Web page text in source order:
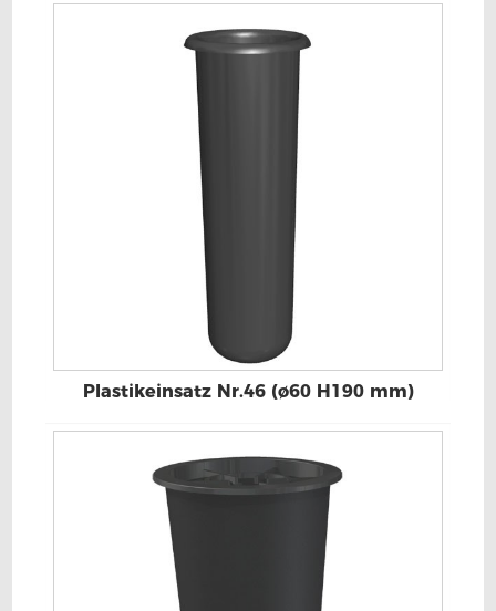
Plastikeinsatz Nr.46 (ø60 H190 mm)